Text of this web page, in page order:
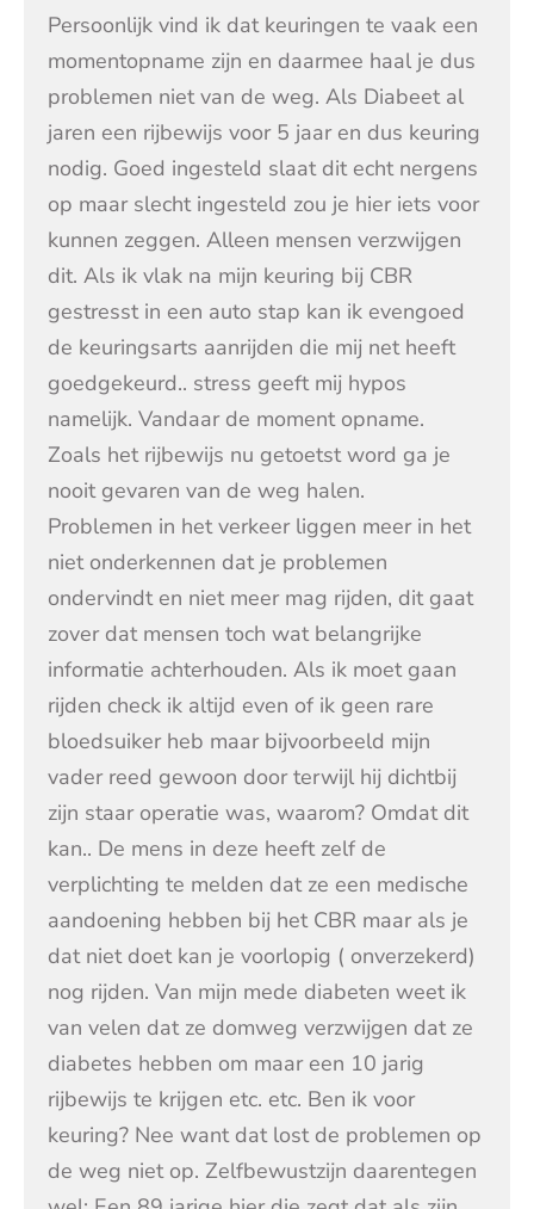
Persoonlijk vind ik dat keuringen te vaak een
momentopname zijn en daarmee haal je dus
problemen niet van de weg. Als Diabeet al
jaren een rijbewijs voor 5 jaar en dus keuring
nodig. Goed ingesteld slaat dit echt nergens
op maar slecht ingesteld zou je hier iets voor
kunnen zeggen. Alleen mensen verzwijgen
dit. Als ik vlak na mijn keuring bij CBR
gestresst in een auto stap kan ik evengoed
de keuringsarts aanrijden die mij net heeft
goedgekeurd.. stress geeft mij hypos
namelijk. Vandaar de moment opname.
Zoals het rijbewijs nu getoetst word ga je
nooit gevaren van de weg halen.
Problemen in het verkeer liggen meer in het
niet onderkennen dat je problemen
ondervindt en niet meer mag rijden, dit gaat
zover dat mensen toch wat belangrijke
informatie achterhouden. Als ik moet gaan
rijden check ik altijd even of ik geen rare
bloedsuiker heb maar bijvoorbeeld mijn
vader reed gewoon door terwijl hij dichtbij
zijn staar operatie was, waarom? Omdat dit
kan.. De mens in deze heeft zelf de
verplichting te melden dat ze een medische
aandoening hebben bij het CBR maar als je
dat niet doet kan je voorlopig ( onverzekerd)
nog rijden. Van mijn mede diabeten weet ik
van velen dat ze domweg verzwijgen dat ze
diabetes hebben om maar een 10 jarig
rijbewijs te krijgen etc. etc. Ben ik voor
keuring? Nee want dat lost de problemen op
de weg niet op. Zelfbewustzijn daarentegen